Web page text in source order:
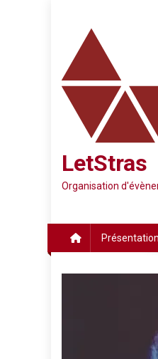
content
LetStras
Organisation
Présentation